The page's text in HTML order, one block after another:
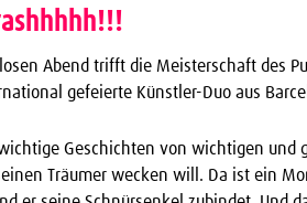
Abend trifft die Meisterschaft des
gefeierte Künstler-Duo aus
Geschichten von wichtigen und
Träumer wecken will. Da ist ein